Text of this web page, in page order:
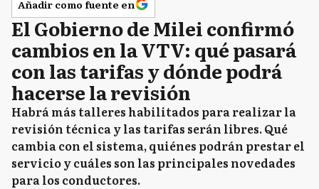
Añadir como fuente en
El Gobierno de Milei confirmó
cambios en la VTV: qué pasará
con las tarifas y dónde podrá
hacerse la revisión
Habrá más talleres habilitados para realizar la
revisión técnica y las tarifas serán libres. Qué
cambia con el sistema, quiénes podrán prestar el
servicio y cuáles son las principales novedades
para los conductores.